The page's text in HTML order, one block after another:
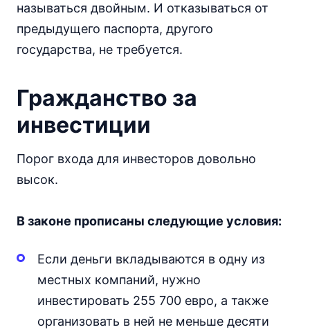
называться двойным. И отказываться от
предыдущего паспорта, другого
государства, не требуется.
Гражданство за
инвестиции
Порог входа для инвесторов довольно
высок.
В законе прописаны следующие условия:
Если деньги вкладываются в одну из
местных компаний, нужно
инвестировать 255 700 евро, а также
организовать в ней не меньше десяти